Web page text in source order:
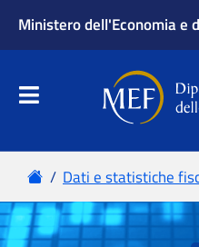
Ministero dell'Economia e
Apri menu
Dipartimento
Menu principale
HomeDati e statistiche